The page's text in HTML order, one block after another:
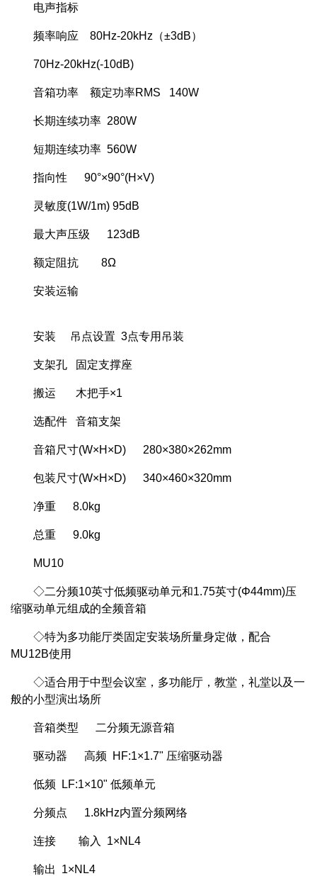
电声指标
频率响应 80Hz-20kHz（±3dB）
70Hz-20kHz(-10dB)
音箱功率 额定功率RMS 140W
长期连续功率 280W
短期连续功率 560W
指向性 90°×90°(H×V)
灵敏度(1W/1m) 95dB
最大声压级 123dB
额定阻抗 8Ω
安装运输
安装 吊点设置 3点专用吊装
支架孔 固定支撑座
搬运 木把手×1
选配件 音箱支架
音箱尺寸(W×H×D) 280×380×262mm
包装尺寸(W×H×D) 340×460×320mm
净重 8.0kg
总重 9.0kg
MU10
◇二分频10英寸低频驱动单元和1.75英寸(Φ44mm)压
缩驱动单元组成的全频音箱
◇特为多功能厅类固定安装场所量身定做，配合
MU12B使用
◇适合用于中型会议室，多功能厅，教堂，礼堂以及一
般的小型演出场所
音箱类型 二分频无源音箱
驱动器 高频 HF:1×1.7" 压缩驱动器
低频 LF:1×10" 低频单元
分频点 1.8kHz内置分频网络
连接 输入 1×NL4
输出 1×NL4